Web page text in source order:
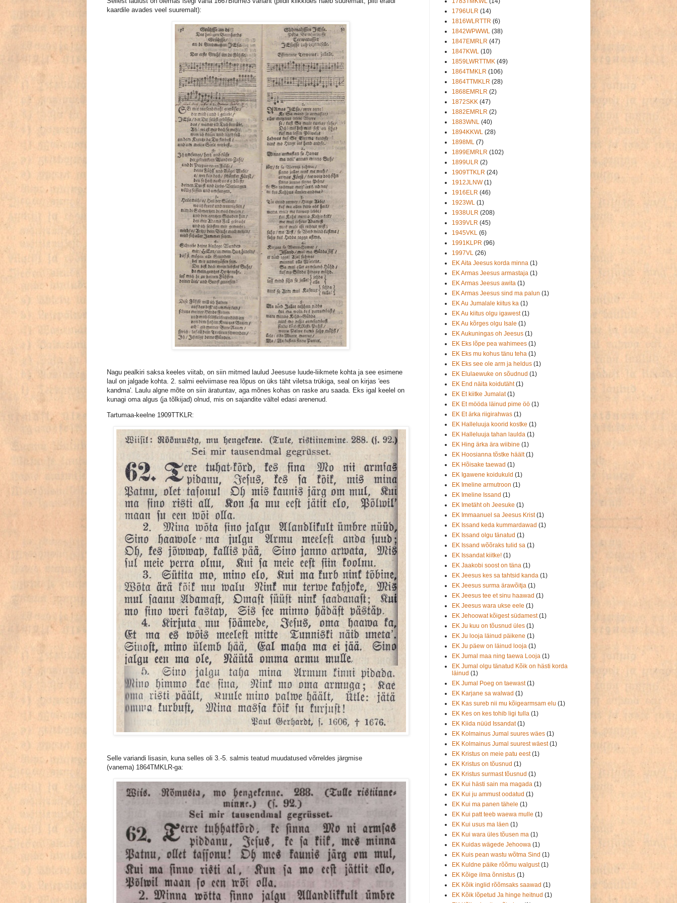
kaardile avades veel suuremalt):
Nagu pealkiri saksa keeles viitab, on siin mitmed laulud Jeesuse luude-liikmete kohta ja see esimene
laul on jalgade kohta. 2. salmi eelviimase rea lõpus on üks täht viletsa trükiga, seal on kirjas 'ees
kandma'. Laulu algne mõte on siin äratuntav, aga mõnes kohas on raske aru saada. Eks igal keelel on
kunagi oma algus (ja tõlkijad) olnud, mis on sajandite vältel edasi arenenud.
Tartumaa-keelne 1909TTKLR:
Selle variandi lisasin, kuna selles oli 3.-5. salmis teatud muudatused võrreldes järgmise
(vanema) 1864TMKLR-ga:
1796ULR (14)
1816WLRTTR (6)
1842WPWWL (38)
1847EMRLR (47)
1847KWL (10)
1859LWRTTMK (49)
1864TMKLR (106)
1864TTMKLR (28)
1868EMRLR (2)
1872SKK (47)
1882EMRLR (2)
1883WNL (40)
1894KKWL (28)
1898ML (7)
1899EMRLR (102)
1899ULR (2)
1909TTKLR (24)
1912JLNW (1)
1916ELR (46)
1923WL (1)
1938ULR (208)
1939VLR (45)
1945VKL (6)
1991KLPR (96)
1997VL (26)
EK Aita Jeesus korda minna (1)
EK Armas Jeesus armastaja (1)
EK Armas Jeesus awita (1)
EK Armas Jeesus sind ma palun (1)
EK Au Jumalale kiitus ka (1)
EK Au kiitus olgu igawest (1)
EK Au kõrges olgu Isale (1)
EK Aukuningas oh Jeesus (1)
EK Eks lõpe pea wahimees (1)
EK Eks mu kohus tänu teha (1)
EK Eks see ole arm ja heldus (1)
EK Elulaewuke on sõudnud (1)
EK End näita koidutäht (1)
EK Et kiitke Jumalat (1)
EK Et mööda läinud pime öö (1)
EK Et ärka riigirahwas (1)
EK Halleluuja koorid kostke (1)
EK Halleluuja tahan laulda (1)
EK Hing ärka ära wiibine (1)
EK Hoosianna tõstke häält (1)
EK Hõisake taewad (1)
EK Igawene koidukuld (1)
EK Imeline armutroon (1)
EK Imeline Issand (1)
EK Imetäht oh Jeesuke (1)
EK Immaanuel sa Jeesus Krist (1)
EK Issand keda kummardawad (1)
EK Issand olgu tänatud (1)
EK Issand wõõraks tulid sa (1)
EK Issandat kiitke! (1)
EK Jaakobi soost on täna (1)
EK Jeesus kes sa tahtsid kanda (1)
EK Jeesus surma ärawõitja (1)
EK Jeesus tee et sinu haawad (1)
EK Jeesus wara ukse eele (1)
EK Jehoowat kõigest südamest (1)
EK Ju kuu on tõusnud üles (1)
EK Ju looja läinud päikene (1)
EK Ju päew on läinud looja (1)
EK Jumal maa ning taewa Looja (1)
EK Jumal olgu tänatud Kõik on hästi korda
läinud (1)
EK Jumal Poeg on taewast (1)
EK Karjane sa walwad (1)
EK Kas sureb nii mu kõigearmsam elu (1)
EK Kes on kes tohib ligi tulla (1)
EK Kiida nüüd Issandat (1)
EK Kolmainus Jumal suures wäes (1)
EK Kolmainus Jumal suurest wäest (1)
EK Kristus on meie patu eest (1)
EK Kristus on tõusnud (1)
EK Kristus surmast tõusnud (1)
EK Kui hästi sain ma magada (1)
EK Kui ju ammust oodatud (1)
EK Kui ma panen tähele (1)
EK Kui patt teeb waewa mulle (1)
EK Kui usus ma läen (1)
EK Kui wara üles tõusen ma (1)
EK Kuidas wägede Jehoowa (1)
EK Kuis pean wastu wõtma Sind (1)
EK Kuldne päike rõõmu walgust (1)
EK Kõige ilma õnnistus (1)
EK Kõik inglid rõõmsaks saawad (1)
EK Kõik lõpetud Ja hinge heitnud (1)